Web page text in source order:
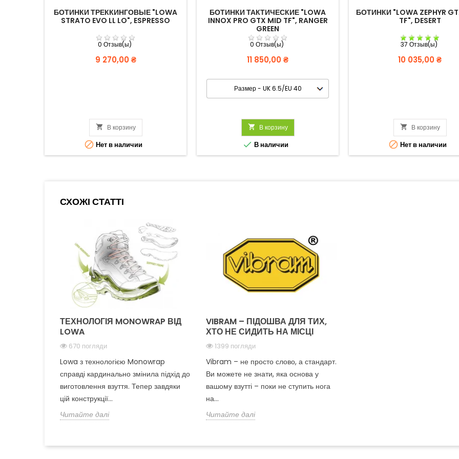
БОТИНКИ ТРЕККИНГОВЫЕ "LOWA
STRATO EVO LL LO", ESPRESSO
0 Отзыв(ы)
Цена
9 270,00 ₴
 В корзину
 Нет в наличии
БОТИНКИ ТАКТИЧЕСКИЕ "LOWA
INNOX PRO GTX MID TF", RANGER
GREEN
0 Отзыв(ы)
Цена
11 850,00 ₴
 В корзину
 В наличии
БОТИНКИ "LOWA ZEPHYR
TF", DESERT
37 Отзыв(ы)
Цена
10 035,00 ₴
 В корзину
 Нет в наличии
СХОЖІ СТАТТІ
ТЕХНОЛОГІЯ MONOWRAP ВІД
LOWA
670 погляди
Lowa з технологією Monowrap
справді кардинально змінила підхід до
виготовлення взуття. Тепер завдяки
цій конструкції...
Читайте далі
VIBRAM – ПІДОШВА ДЛЯ ТИХ,
ХТО НЕ СИДИТЬ НА МІСЦІ
1399 погляди
Vibram – не просто слово, а стандарт.
Ви можете не знати, яка основа у
вашому взутті – поки не ступить нога
на...
Читайте далі